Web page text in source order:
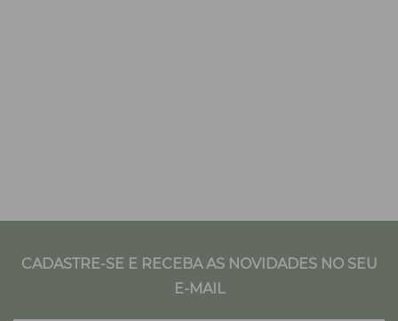
CADASTRE-SE E RECEBA AS NOVIDADES NO SEU
E-MAIL